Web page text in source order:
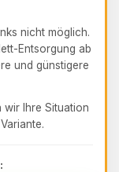
nicht möglich.
Entsorgung ab
und günstigere
wir Ihre Situation